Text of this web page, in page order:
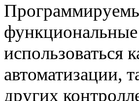
использоваться
автоматизации,
других